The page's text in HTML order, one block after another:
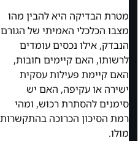
מטרת הבדיקה היא להבין מהו
מצבו הכלכלי האמיתי של הגורם
הנבדק, אילו נכסים עומדים
לרשותו, האם קיימים חובות,
האם קיימת פעילות עסקית
ישירה או עקיפה, האם יש
סימנים להסתרת רכוש, ומהי
רמת הסיכון הכרוכה בהתקשרות
מולו.